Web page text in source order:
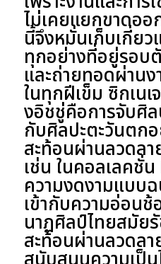
ไม่เคยแยกขาดอ
นี้จึงหมั่นเก็บเกี่ยว
ทุกอย่างที่อยู่รอบ
และถ่ายทอดผ่าน
ในทุกฝีเข็ม ซิกเนเ
งอิชชู่คือการจับศิ
กับศิลปะตะวันตก
สะท้อนผ่านลวดล
เช่น ในคอลเลคชั่
ความงดงามแบบ
เข้ากับความอ่อน
นาฏศิลป์ไทยสมัย
สะท้อนผ่านลวดล
สนับสนุนความเป็